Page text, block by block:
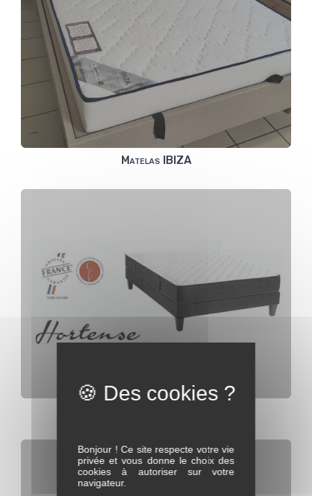
Matelas IBIZA
Bonjour ! Ce site respecte votre vie
privée et vous donne le choix des
cookies à autoriser sur votre
navigateur.